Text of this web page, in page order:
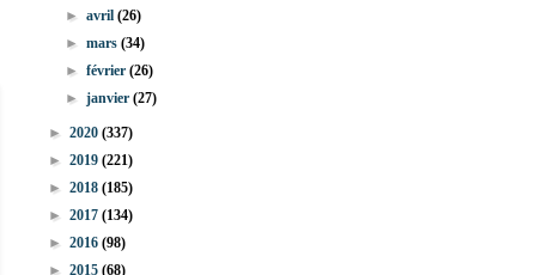
►avril(26)
►mars(34)
►février(26)
►janvier(27)
► 2020 (337)
► 2019 (221)
► 2018 (185)
► 2017 (134)
► 2016 (98)
► 2015 (68)